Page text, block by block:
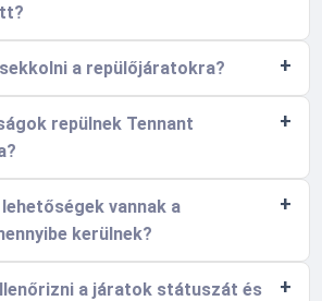
a repülőjáratokra?
repülnek Tennant
vannak a
kerülnek?
a járatok státuszát és